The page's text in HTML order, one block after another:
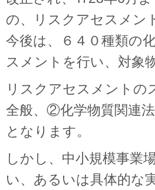
の、リスクアセスメン
今後は、６４０種類の
スメントを行い、対象
リスクアセスメント
全般、②化学物質関連
となります。
しかし、中小規模事業
い、あるいは具体的な